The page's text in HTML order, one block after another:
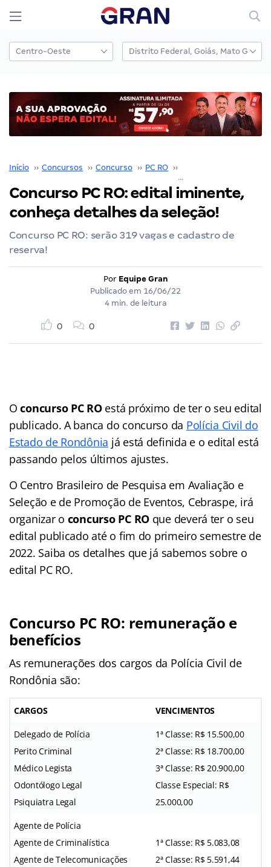
Início ›› Concursos ›› Concurso ›› PC RO ››
Concurso PC RO: edital iminente,
conheça detalhes da seleção!
Concurso PC RO: serão 319 vagas e cadastro de
reserva!
Por Equipe Gran
Publicado em 16/06/22
4 min. de leitura
0 0
O concurso PC ROestá próximo de ter o seu edital
publicado. A banca do concurso da Polícia Civil do
Estado de Rondônia já está definida e o edital está
passando pelos últimos ajustes.
O Centro Brasileiro de Pesquisa em Avaliação e
Seleção e de Promoção de Eventos, Cebraspe, irá
organizar o concurso PC RO que deverá ter o seu
edital publicado até o fim do primeiro semestre de
2022. Saiba os detalhes que já sabemos sobre o
edital PC RO.
Concurso PC RO: remuneração e
benefícios
As remunerações dos cargos da Polícia Civil de
Rondônia são:
CARGOS VENCIMENTOS
Delegado de Polícia
Perito Criminal
Médico Legista
Odontólogo Legal
Psiquiatra Legal
1ª Classe: R$ 15.500,00
2ª Classe: R$ 18.700,00
3ª Classe: R$ 20.900,00
Classe Especial: R$
25.000,00
Agente de Polícia
Agente de Criminalística
Agente de Telecomunicações
1ª Classe: R$ 5.083,08
2ª Classe: R$ 5.591,44